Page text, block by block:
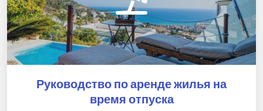
Руководство по аренде жилья на
время отпуска